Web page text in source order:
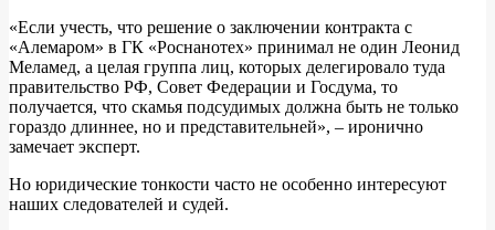
«Если учесть, что решение о заключении контракта с
«Алемаром» в ГК «Роснанотех» принимал не один Леонид
Меламед, а целая группа лиц, которых делегировало туда
правительство РФ, Совет Федерации и Госдума, то
получается, что скамья подсудимых должна быть не только
гораздо длиннее, но и представительней», – иронично
замечает эксперт.
Но юридические тонкости часто не особенно интересуют
наших следователей и судей.